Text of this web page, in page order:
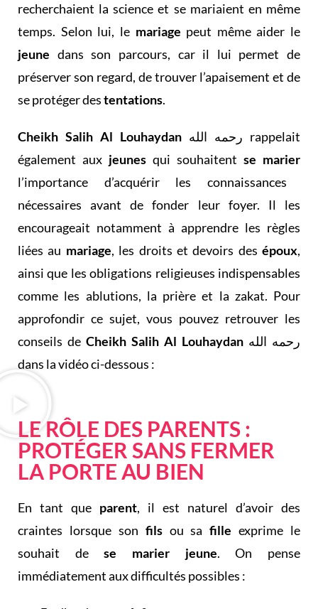
recherchaient la science et se mariaient en même
temps. Selon lui, lemariage peut même aider le
jeune dans son parcours, car il lui permet de
préserver son regard, de trouver l’apaisement et de
se protéger destentations.
Cheikh Salih Al Louhaydan رحمه الله rappelait
également aux jeunes qui souhaitent se marier
l’importance d’acquérir les connaissances
nécessaires avant de fonder leur foyer. Il les
encourageait notamment à apprendre les règles
liées au mariage, les droits et devoirs des époux,
ainsi que les obligations religieuses indispensables
comme les ablutions, la prière et la zakat. Pour
approfondir ce sujet, vous pouvez retrouver les
conseils de Cheikh Salih Al Louhaydan رحمه الله
dans la vidéo ci-dessous :
LE RÔLE DES PARENTS :
PROTÉGER SANS FERMER
LA PORTE AU BIEN
En tant que parent, il est naturel d’avoir des
craintes lorsque son filsou safille exprime le
souhait dese marier jeune. On pense
immédiatement aux difficultés possibles :